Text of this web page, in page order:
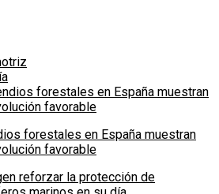
forestales en España muestran
favorable